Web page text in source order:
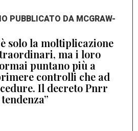
PUBBLICATO DA MCGRAW-
solo la moltiplicazione
ma i loro
puntano più a
controlli che ad
Il decreto Pnrr